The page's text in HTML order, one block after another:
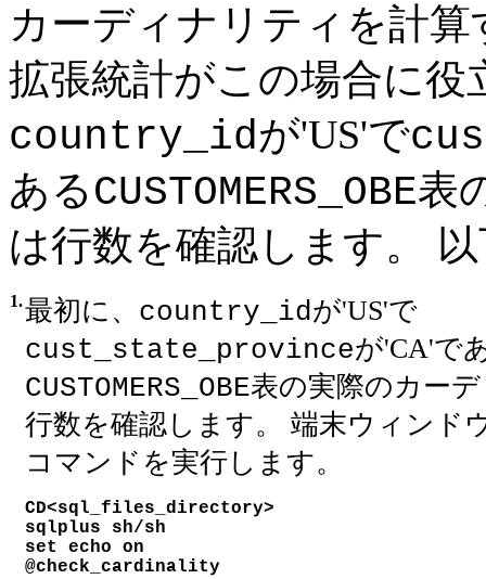
カーディナリティを計
拡張統計がこの場合に役
country_idが'US'で
あるCUSTOMERS_OBE表
は行数を確認します。
1.最初に、 country_idが'US'で
cust_state_provinceが'CA'で
CUSTOMERS_OBE表の実際のカー
行数を確認します。 端末ウィンド
コマンドを実行します。
CD<sql_files_directory>
sqlplus sh/sh
set echo on
@check_cardinality